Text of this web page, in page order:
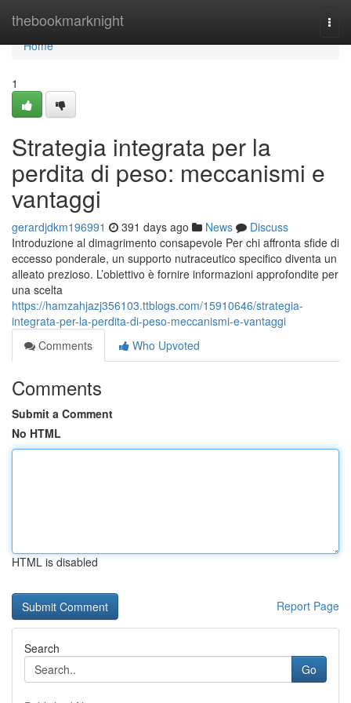
thebookmarknight
Home
Home
1
Strategia integrata per la
perdita di peso: meccanismi e
vantaggi
gerardjdkm196991 391 days ago News
Discuss
Introduzione al dimagrimento consapevole Per chi affronta sfide di
eccesso ponderale, un supporto nutraceutico specifico diventa un
alleato prezioso. L’obiettivo è fornire informazioni approfondite per
una scelta
https://hamzahjazj356103.ttblogs.com/15910646/strategia-
integrata-per-la-perdita-di-peso-meccanismi-e-vantaggi
Comments
Who Upvoted
Comments
Submit a Comment
No HTML
HTML is disabled
Report Page
Search
Go